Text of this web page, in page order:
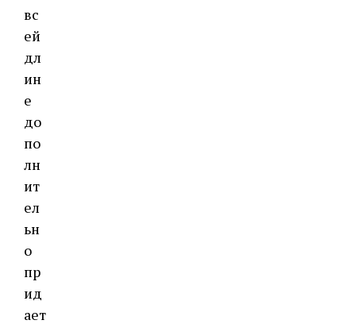
вс
ей
дл
ин
е
до
по
лн
ит
ел
ьн
о
пр
ид
ает